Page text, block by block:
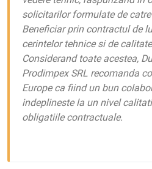
solicitarilor formulate de
Beneficiar prin contractul de
cerintelor tehnice si de
Considerand toate acestea,
Prodimpex SRL recomanda
Europe ca fiind un bun
indeplineste la un nivel
obligatiile contractuale.